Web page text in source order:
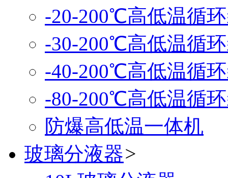
-20-200℃高低温循
-30-200℃高低温循
-40-200℃高低温循
-80-200℃高低温循
防爆高低温一体机
玻璃分液器>